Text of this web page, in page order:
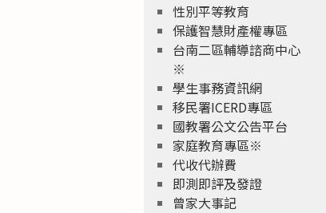
性別平等教育
保護智慧財產權專區
台南二區輔導諮商中心
※
學生事務資訊網
移民署ICERD專區
國教署公文公告平台
家庭教育專區※
代收代辦費
即測即評及發證
曾家大事記